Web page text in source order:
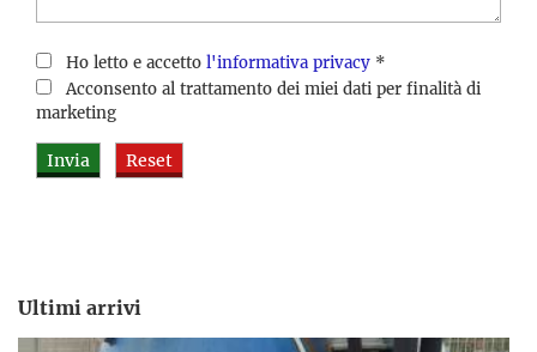
Ho letto e accetto l'informativa privacy *
Acconsento al trattamento dei miei dati per finalità di
marketing
Ultimi arrivi